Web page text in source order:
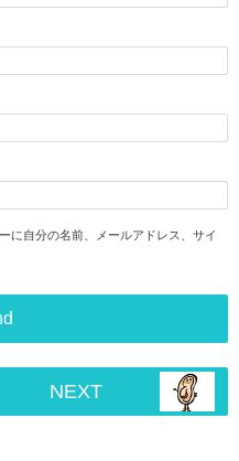
に自分の名前、メールアドレス、サイ
NEXT